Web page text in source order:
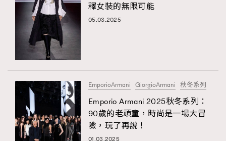
向ChanelN°5致敬 1
大時代小事情
時裝心理學
煲劇日常 334
玩物壯志 1
釋女裝的無限可能
05.03.2025
EmporioArmani GiorgioArmani 秋冬系列
Emporio Armani 2025秋冬系列：
90歲的老頑童，時尚是一場大冒
險，玩了再說！
01.03.2025